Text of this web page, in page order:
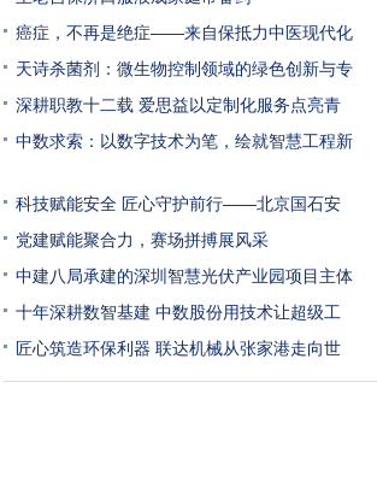
癌症，不再是绝症——来自保抵力中医现代化
天诗杀菌剂：微生物控制领域的绿色创新与专
深耕职教十二载 爱思益以定制化服务点亮青
中数求索：以数字技术为笔，绘就智慧工程新
科技赋能安全 匠心守护前行——北京国石安
党建赋能聚合力，赛场拼搏展风采
中建八局承建的深圳智慧光伏产业园项目主体
十年深耕数智基建 中数股份用技术让超级工
匠心筑造环保利器 联达机械从张家港走向世